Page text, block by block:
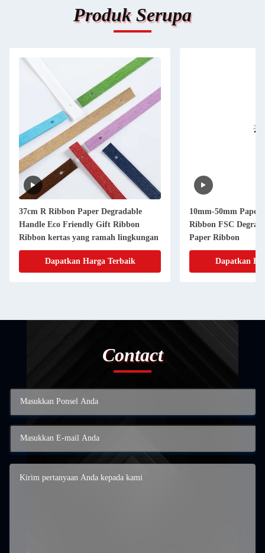
Produk Serupa
37cm R Ribbon Paper Degradable
Handle Eco Friendly Gift Ribbon
Ribbon kertas yang ramah lingkungan
Dapatkan Harga Terbaik
10mm-50mm
Ribbon FSC
Paper Ribbon
Dapatkan
Contact